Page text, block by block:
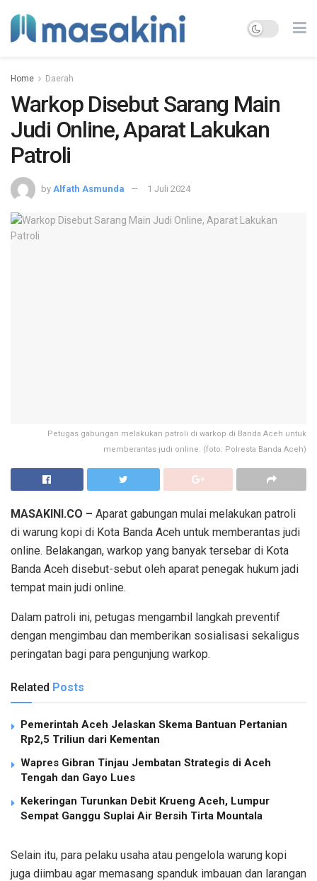
Home Daerah
Warkop Disebut Sarang Main
Judi Online, Aparat Lakukan
Patroli
by Alfath Asmunda 1 Juli 2024
Petugas gabungan melakukan patroli di warkop di Banda Aceh untuk
memberantas judi online. (foto: Polresta Banda Aceh)
MASAKINI.CO – Aparat gabungan mulai melakukan patroli
di warung kopi di Kota Banda Aceh untuk memberantas judi
online. Belakangan, warkop yang banyak tersebar di Kota
Banda Aceh disebut-sebut oleh aparat penegak hukum jadi
tempat main judi online.
Dalam patroli ini, petugas mengambil langkah preventif
dengan mengimbau dan memberikan sosialisasi sekaligus
peringatan bagi para pengunjung warkop.
Related Posts
Pemerintah Aceh Jelaskan Skema Bantuan Pertanian
Rp2,5 Triliun dari Kementan
Wapres Gibran Tinjau Jembatan Strategis di Aceh
Tengah dan Gayo Lues
Kekeringan Turunkan Debit Krueng Aceh, Lumpur
Sempat Ganggu Suplai Air Bersih Tirta Mountala
Selain itu, para pelaku usaha atau pengelola warung kopi
juga diimbau agar memasang spanduk imbauan dan larangan